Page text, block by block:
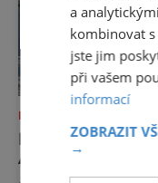
DOVOLENÁ V
KAM VYRAZIT
ALPÁCH?
a
kombinovat
jste jim
při vašem
informací
ZOBRAZIT
→